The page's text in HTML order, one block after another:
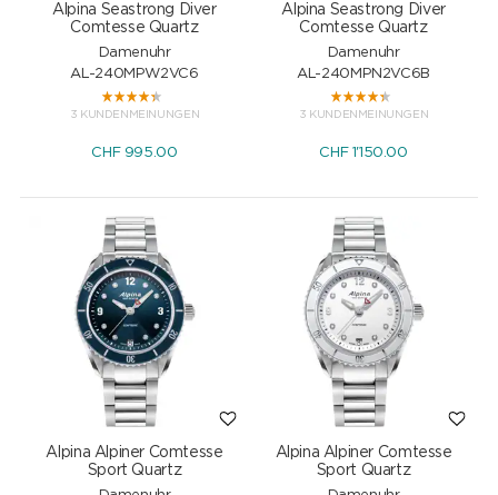
Alpina Seastrong Diver
Comtesse Quartz
Damenuhr
AL-240MPW2VC6
3 KUNDENMEINUNGEN
CHF995.00
Alpina Seastrong Diver
Comtesse Quartz
Damenuhr
AL-240MPN2VC6B
3 KUNDENMEINUNGEN
CHF1'150.00
Alpina Alpiner Comtesse
Sport Quartz
Alpina Alpiner Comtesse
Sport Quartz